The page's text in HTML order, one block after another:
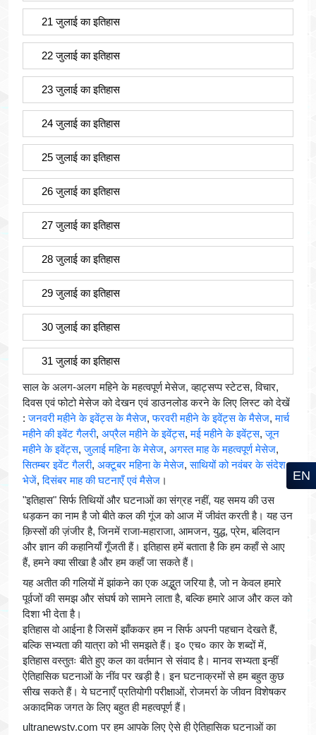
21 जुलाई का इतिहास
22 जुलाई का इतिहास
23 जुलाई का इतिहास
24 जुलाई का इतिहास
25 जुलाई का इतिहास
26 जुलाई का इतिहास
27 जुलाई का इतिहास
28 जुलाई का इतिहास
29 जुलाई का इतिहास
30 जुलाई का इतिहास
31 जुलाई का इतिहास
साल के अलग-अलग महिने के महत्वपूर्ण मेसेज, व्हाट्सप्प स्टेटस, विचार,
दिवस एवं फोटो मेसेज को देखन एवं डाउनलोड करने के लिए लिस्ट को देखें
:जनवरी महीने के इवेंट्स के मैसेज,फरवरी महीने के इवेंट्स के मैसेज,मार्च
महीने की इवेंट गैलरी, अप्रैल महीने के इवेंट्स,मई महीने के इवेंट्स,जून
महीने के इवेंट्स,जुलाई महिना के मेसेज, अगस्त माह के महत्वपूर्ण मेसेज,
सितम्बर इवेंट गैलरी, अक्टूबर महिना के मेसेज,साथियों को नवंबर के संदेश
भेजें,दिसंबर माह की घटनाएँ एवं मैसेज ।
"इतिहास" सिर्फ तिथियों और घटनाओं का संग्रह नहीं, यह समय की उस
धड़कन का नाम है जो बीते कल की गूंज को आज में जीवंत करती है। यह उन
क़िस्सों की ज़ंजीर है, जिनमें राजा-महाराजा, आमजन, युद्ध, प्रेम, बलिदान
और ज्ञान की कहानियाँ गूँजती हैं। इतिहास हमें बताता है कि हम कहाँ से आए
हैं, हमने क्या सीखा है और हम कहाँ जा सकते हैं।
यह अतीत की गलियों में झांकने का एक अद्भुत जरिया है, जो न केवल हमारे
पूर्वजों की समझ और संघर्ष को सामने लाता है, बल्कि हमारे आज और कल को
दिशा भी देता है।
इतिहास वो आईना है जिसमें झाँककर हम न सिर्फ अपनी पहचान देखते हैं,
बल्कि सभ्यता की यात्रा को भी समझते हैं। इ० एच० कार के शब्दों में,
इतिहास वस्तुतः बीते हुए कल का वर्तमान से संवाद है। मानव सभ्यता इन्हीं
ऐतिहासिक घटनाओं के नींव पर खड़ी है। इन घटनाक्रमों से हम बहुत कुछ
सीख सकते हैं। ये घटनाएँ प्रतियोगी परीक्षाओं, रोजमर्रा के जीवन विशेषकर
अकादमिक जगत के लिए बहुत ही महत्वपूर्ण हैं।
ultranewstv.com पर हम आपके लिए ऐसे ही ऐतिहासिक घटनाओं का
EN